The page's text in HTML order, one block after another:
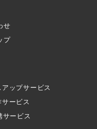
せ
プ
アップサービス
ービス
サービス